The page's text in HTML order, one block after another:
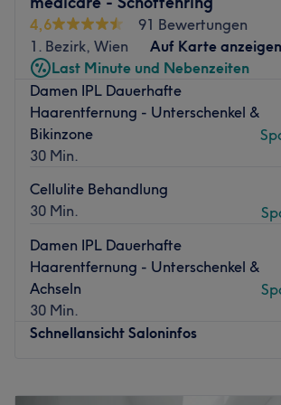
inklusive Wohlfühlfaktor.
Nächste öffentliche Verkehrsmittel
Die Anreise zum Studio ist dank der guten
öffentliche Verkehrsmittel einfach. Die
Straßenbahnhaltestelle Taborstraße ist
Gehminuten entfernt.
Das Team
Das Kosmetikstudio wird von der
engagierten Alisa geleitet. Sie legt
dass sich ihre Kunden gut aufgehoben
Bedürfnisse erfüllt werden. Hier wird
Russisch gesprochen.
Was uns an dem Salon gefällt
Atmosphäre: Entspannt, einladend,
Produkte und Produktmarken: Du kannst
4,6
91 Bewertungen
1. Bezirk, Wien
Auf Karte anzeigen
Last Minute und Nebenzeiten
Damen IPL Dauerhafte
Haarentfernung - Unterschenkel &
Bikinzone
30 Min.
Cellulite Behandlung
30 Min.
Damen IPL Dauerhafte
Haarentfernung - Unterschenkel &
Achseln
30 Min.
Schnellansicht Saloninfos